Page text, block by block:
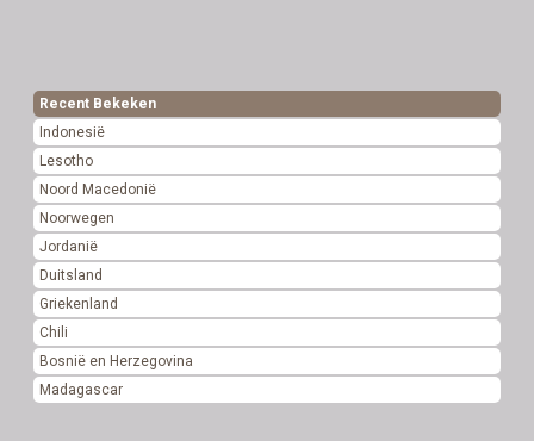
Recent Bekeken
Indonesië
Lesotho
Noord Macedonië
Noorwegen
Jordanië
Duitsland
Griekenland
Chili
Bosnië en Herzegovina
Madagascar